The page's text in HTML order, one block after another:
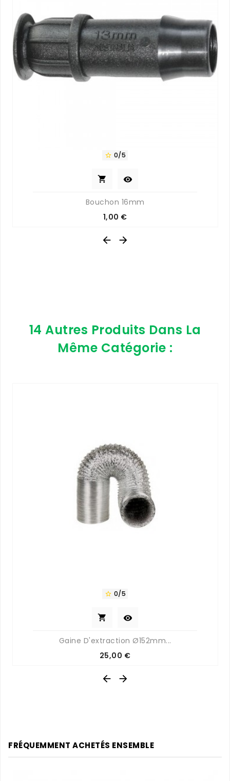
 0/5
 
Bouchon 16mm
Prix
1,00 €
 
14 Autres Produits Dans La
Même Catégorie :
 0/5
 
Gaine D'extraction Ø152mm...
Prix
25,00 €
 
FRÉQUEMMENT ACHETÉS ENSEMBLE